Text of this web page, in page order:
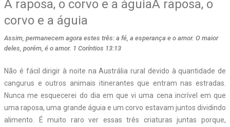
A raposa, o corvo e a águiaA raposa, o
corvo e a águia
Assim, permanecem agora estes três: a fé, a esperança e o amor. O maior
deles, porém, é o amor. 1 Coríntios 13:13
Não é fácil dirigir à noite na Austrália rural devido à quantidade de
cangurus e outros animais itinerantes que entram nas estradas.
Nunca me esquecerei do dia em que vi uma cena incrível em que
uma raposa, uma grande águia e um corvo estavam juntos dividindo
alimento. É muito raro ver essas três criaturas juntas porque,